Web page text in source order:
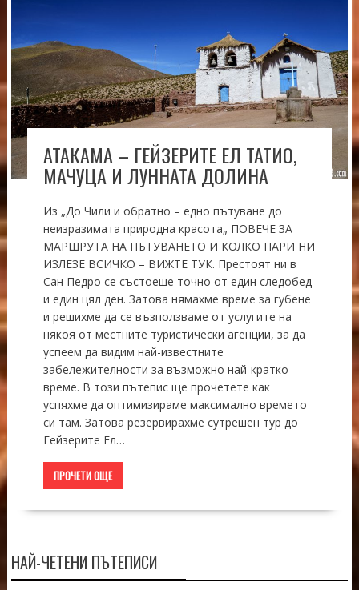
АТАКАМА – ГЕЙЗЕРИТЕ ЕЛ ТАТИО,
МАЧУЦА И ЛУННАТА ДОЛИНА
Из „До Чили и обратно – едно пътуване до
неизразимата природна красота„ ПОВЕЧЕ ЗА
МАРШРУТА НА ПЪТУВАНЕТО И КОЛКО ПАРИ НИ
ИЗЛЕЗЕ ВСИЧКО – ВИЖТЕ ТУК. Престоят ни в
Сан Педро се състоеше точно от един следобед
и един цял ден. Затова нямахме време за губене
и решихме да се възползваме от услугите на
някоя от местните туристически агенции, за да
успеем да видим най-известните
забележителности за възможно най-кратко
време. В този пътепис ще прочетете как
успяхме да оптимизираме максимално времето
си там. Затова резервирахме сутрешен тур до
Гейзерите Ел…
ПРОЧЕТИ ОЩЕ
НАЙ-ЧЕТЕНИ ПЪТЕПИСИ